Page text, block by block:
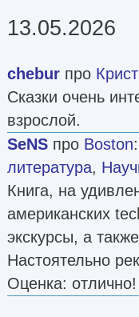
13.05.2026
chebur про
Сказки очень
взрослой.
SeNS про Boston:
литература,
Книга, на
американских
экскурсы, а
Настоятельно
Оценка: отлично!